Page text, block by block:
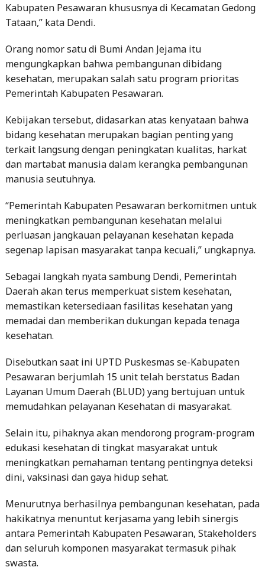
Kabupaten Pesawaran khususnya di Kecamatan Gedong
Tataan,” kata Dendi.
Orang nomor satu di Bumi Andan Jejama itu
mengungkapkan bahwa pembangunan dibidang
kesehatan, merupakan salah satu program prioritas
Pemerintah Kabupaten Pesawaran.
Kebijakan tersebut, didasarkan atas kenyataan bahwa
bidang kesehatan merupakan bagian penting yang
terkait langsung dengan peningkatan kualitas, harkat
dan martabat manusia dalam kerangka pembangunan
manusia seutuhnya.
“Pemerintah Kabupaten Pesawaran berkomitmen untuk
meningkatkan pembangunan kesehatan melalui
perluasan jangkauan pelayanan kesehatan kepada
segenap lapisan masyarakat tanpa kecuali,” ungkapnya.
Sebagai langkah nyata sambung Dendi, Pemerintah
Daerah akan terus memperkuat sistem kesehatan,
memastikan ketersediaan fasilitas kesehatan yang
memadai dan memberikan dukungan kepada tenaga
kesehatan.
Disebutkan saat ini UPTD Puskesmas se-Kabupaten
Pesawaran berjumlah 15 unit telah berstatus Badan
Layanan Umum Daerah (BLUD) yang bertujuan untuk
memudahkan pelayanan Kesehatan di masyarakat.
Selain itu, pihaknya akan mendorong program-program
edukasi kesehatan di tingkat masyarakat untuk
meningkatkan pemahaman tentang pentingnya deteksi
dini, vaksinasi dan gaya hidup sehat.
Menurutnya berhasilnya pembangunan kesehatan, pada
hakikatnya menuntut kerjasama yang lebih sinergis
antara Pemerintah Kabupaten Pesawaran, Stakeholders
dan seluruh komponen masyarakat termasuk pihak
swasta.